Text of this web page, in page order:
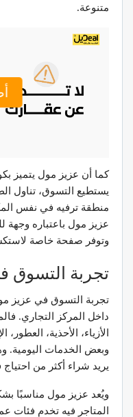
متنوعة.
كما أن عزيز مول يتميز
يستطيع التسوق، تناول
عزيز مول باعتباره وجهة
وتوفر صفحة خاصة
تجربة التسوق
تجربة التسوق في عزيز
داخل المركز التجاري.
الأزياء، الأحذية،
وبعض الخدمات اليومية.
يريد شراء أكثر من
ويُعد عزيز مول مناسبًا
المتاجر فيه تخدم فئات